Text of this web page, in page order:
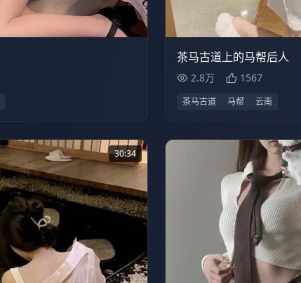
39:05 2.8万
茶马古道上的马帮后人
2.8万 1567
茶马古道 马帮 云南
30:34